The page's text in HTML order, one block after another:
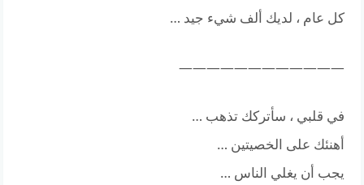
كل عام ، لديك ألف شيء جيد …
————————————
في قلبي ، سأتركك تذهب …
أهنئك على الخصيتين …
يجب أن يغلي الناس …